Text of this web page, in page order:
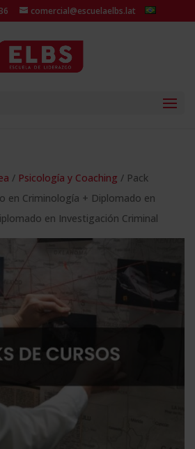
comercial@escuelaelbs.lat
/ Psicología y Coaching / Pack
en Criminología + Diplomado en
en Investigación Criminal